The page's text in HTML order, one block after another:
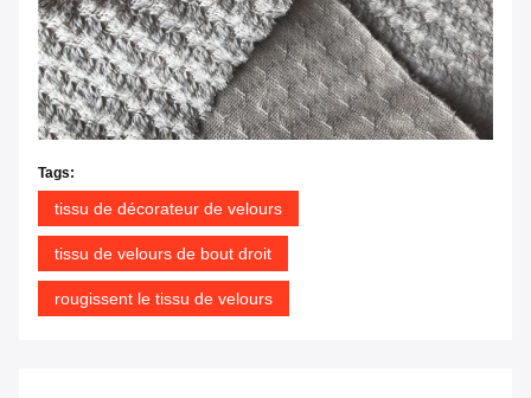
Tags:
tissu de décorateur de velours
tissu de velours de bout droit
rougissent le tissu de velours